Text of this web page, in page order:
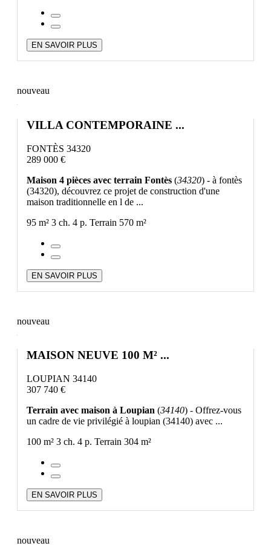
EN SAVOIR PLUS
nouveau
VILLA CONTEMPORAINE ...
FONTÈS 34320
289 000 €
Maison 4 pièces avec terrain Fontès (34320) - à fontès
(34320), découvrez ce projet de construction d'une
maison traditionnelle en l de ...
95 m² 3 ch. 4 p. Terrain 570 m²
EN SAVOIR PLUS
nouveau
MAISON NEUVE 100 M² ...
LOUPIAN 34140
307 740 €
Terrain avec maison à Loupian (34140) - Offrez-vous
un cadre de vie privilégié à loupian (34140) avec ...
100 m² 3 ch. 4 p. Terrain 304 m²
EN SAVOIR PLUS
nouveau